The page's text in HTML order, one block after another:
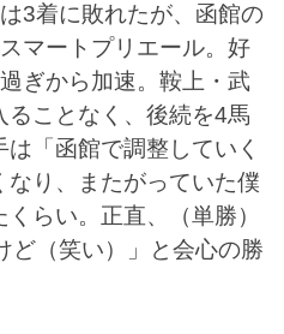
3着に敗れたが、函館の
マートプリエール。好
ぎから加速。鞍上・武
ることなく、後続を4馬
「函館で調整していく
なり、またがっていた僕
らい。正直、（単勝）
ど（笑い）」と会心の勝